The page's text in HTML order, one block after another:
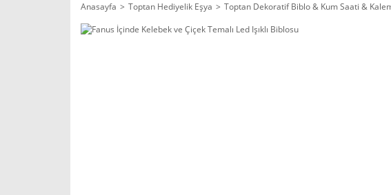
Anasayfa Toptan Hediyelik Eşya Toptan Dekoratif Biblo & Kum Saati &